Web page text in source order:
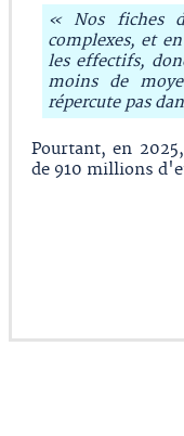
« Nos fiches
complexes, et
les effectifs,
moins de
répercute pas
Pourtant, en
de 910 millions